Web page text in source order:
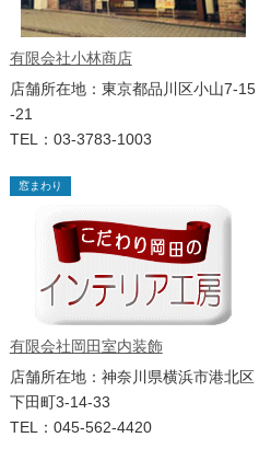
有限会社小林商店
店舗所在地：東京都品川区小山7-15
-21
TEL：03-3783-1003
窓まわり
有限会社岡田室内装飾
店舗所在地：神奈川県横浜市港北区
下田町3-14-33
TEL：045-562-4420